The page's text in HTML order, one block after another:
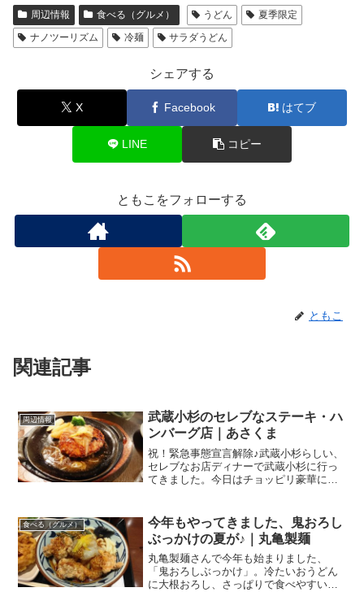
周辺情報 食べる（グルメ） うどん
夏季限定
ナノツーリズム
冷麺 サラダうどん
シェアする
X Facebook はてブ
LINE コピー
ともこをフォローする
ともこ
関連記事
周辺情報
武蔵小杉のセレブなステーキ・ハ
ンバーグ店｜あさくま
祝！緊急事態宣言解除♪武蔵小杉らしい、
セレブなお店ディナーで武蔵小杉に行っ
てきました。今日はチョッピリ豪華に行
関連ランキング：ファミレス | 武蔵小杉
駅、向河原駅、新丸...
食べる（グルメ）
今年もやってきました、鬼おろし
ぶっかけの夏が♪｜丸亀製麺
丸亀製麺さんで今年も始まりました、
「鬼おろしぶっかけ」。冷たいおうどん
に大根おろし、さっぱりで食べやすいで